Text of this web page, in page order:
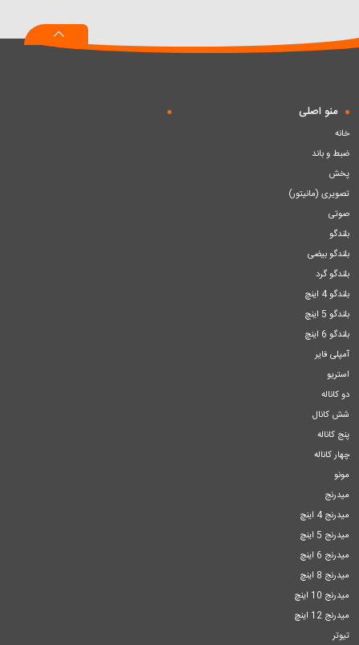
سبد
منو اصلی
خانه
ضبط و باند
پخش
تصویری (مانیتور)
صوتی
بلندگو
بلندگو بیضی
بلندگو گرد
بلندگو 4 اینچ
بلندگو 5 اینچ
بلندگو 6 اینچ
آمپلی فایر
استریو
دو کاناله
شش کانال
پنج کاناله
چهار کاناله
مونو
میدرنج
میدرنج 4 اینچ
میدرنج 5 اینچ
میدرنج 6 اینچ
میدرنج 8 اینچ
میدرنج 10 اینچ
میدرنج 12 اینچ
تیوتر